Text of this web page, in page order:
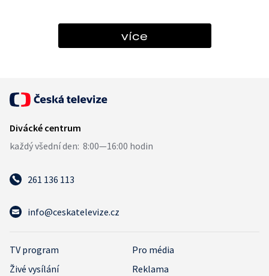
více
261 136 113
info@ceskatelevize.cz
TV program
Pro média
Živé vysílání
Reklama